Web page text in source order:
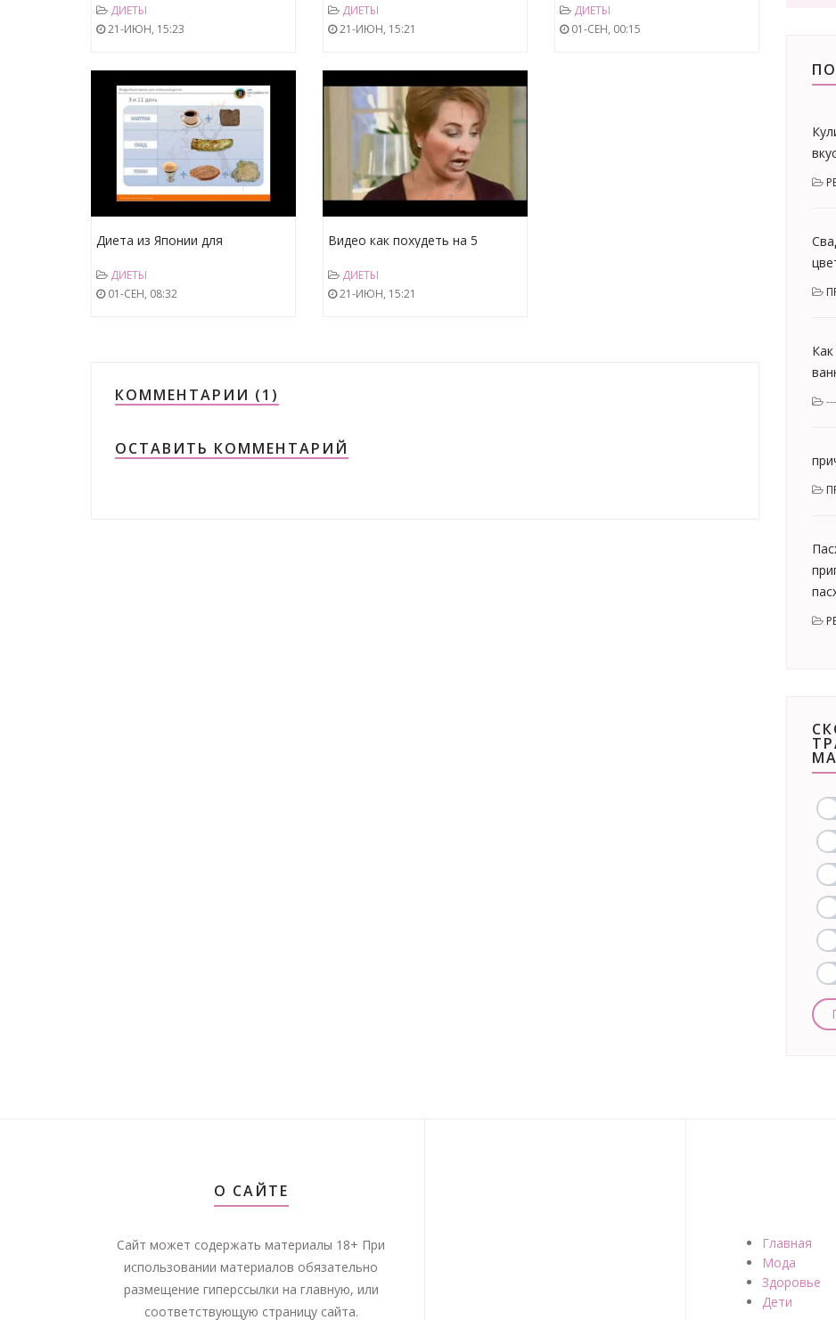
ДИЕТЫ
21-ИЮН, 15:23
ДИЕТЫ
21-ИЮН, 15:21
ДИЕТЫ
01-СЕН, 00:15
Диета из Японии для
ДИЕТЫ
01-СЕН, 08:32
Видео как похудеть на 5
ДИЕТЫ
21-ИЮН, 15:21
КОММЕНТАРИИ (1)
ОСТАВИТЬ КОММЕНТАРИЙ
---
О САЙТЕ
Сайт может содержать материалы 18+ При
использовании материалов обязательно
размещение гиперссылки на главную, или
соответствующую страницу сайта.
Главная
Мода
Здоровье
Дети